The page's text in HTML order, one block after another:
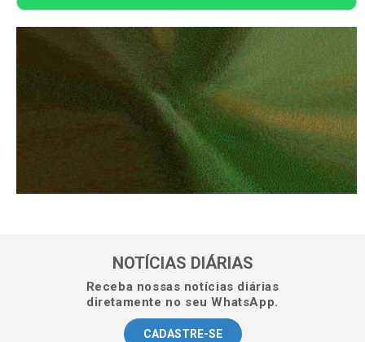
NOTÍCIAS DIÁRIAS
Receba nossas notícias diárias
diretamente no seu WhatsApp.
CADASTRE-SE